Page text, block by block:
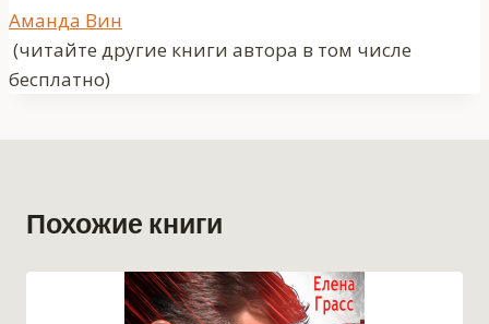
Метки
записи:
Аманда Вин
(читайте другие книги автора в том числе
бесплатно)
Похожие книги